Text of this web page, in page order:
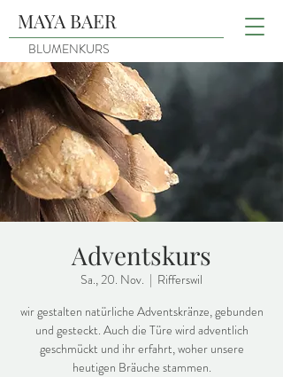
MAYA BAER
BLUMENKURS
Adventskurs
Sa., 20. Nov.
  |
Rifferswil
wir gestalten natürliche Adventskränze, gebunden
und gesteckt. Auch die Türe wird adventlich
geschmückt und ihr erfahrt, woher unsere
heutigen Bräuche stammen.